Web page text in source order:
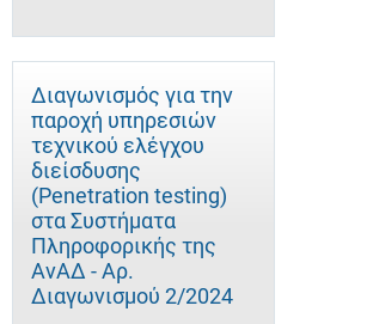
Διαγωνισμός για την
παροχή υπηρεσιών
τεχνικού ελέγχου
διείσδυσης
(Penetration testing)
στα Συστήματα
Πληροφορικής της
ΑνΑΔ - Αρ.
Διαγωνισμού 2/2024